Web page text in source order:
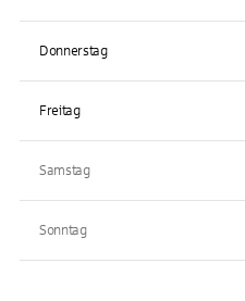
Donnerstag
Freitag
Samstag
Sonntag